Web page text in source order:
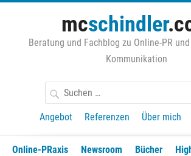
springen
mcschindler
Beratung und Fachblog zu Online-PR
Kommunikation
Suchen
nach:
Angebot
Referenzen Über mich
Online-PRaxis Newsroom Bücher